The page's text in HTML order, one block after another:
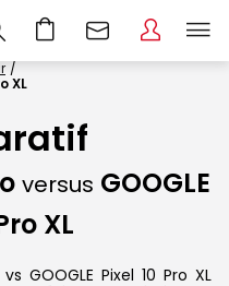
XL
versus GOOGLE
XL
GOOGLE Pixel 10 Pro XL